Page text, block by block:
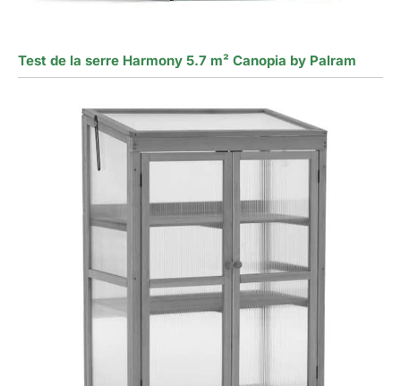
Test de la serre Harmony 5.7 m² Canopia by Palram